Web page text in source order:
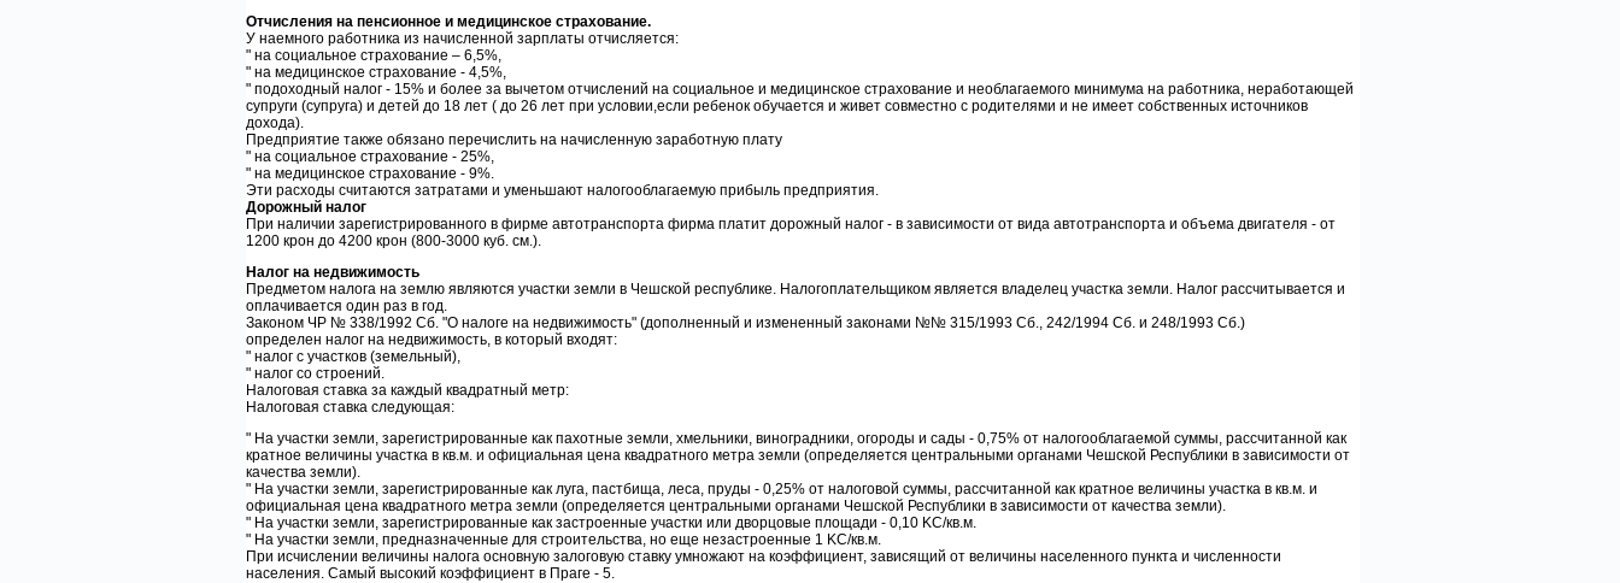
Отчисления на пенсионное и медицинское страхование.
У наемного работника из начисленной зарплаты отчисляется:
" на социальное страхование – 6,5%,
" на медицинское страхование - 4,5%,
" подоходный налог - 15% и более за вычетом отчислений на социальное и медицинское страхование и необлагаемого минимума на работника, неработающей
супруги (супруга) и детей до 18 лет ( до 26 лет при условии,если ребенок обучается и живет совместно с родителями и не имеет собственных источников
дохода).
Предприятие также обязано перечислить на начисленную заработную плату
" на социальное страхование - 25%,
" на медицинское страхование - 9%.
Эти расходы считаются затратами и уменьшают налогооблагаемую прибыль предприятия.
Дорожный налог
При наличии зарегистрированного в фирме автотранспорта фирма платит дорожный налог - в зависимости от вида автотранспорта и объема двигателя - от
1200 крон до 4200 крон (800-3000 куб. см.).
Налог на недвижимость
Предметом налога на землю являются участки земли в Чешской республике. Налогоплательщиком является владелец участка земли. Налог рассчитывается и
оплачивается один раз в год.
Законом ЧР № 338/1992 Сб. "О налоге на недвижимость" (дополненный и измененный законами №№ 315/1993 Сб., 242/1994 Сб. и 248/1993 Сб.)
определен налог на недвижимость, в который входят:
" налог с участков (земельный),
" налог со строений.
Налоговая ставка за каждый квадратный метр:
Налоговая ставка следующая:
" На участки земли, зарегистрированные как пахотные земли, хмельники, виноградники, огороды и сады - 0,75% от налогооблагаемой суммы, рассчитанной как
кратное величины участка в кв.м. и официальная цена квадратного метра земли (определяется центральными органами Чешской Республики в зависимости от
качества земли).
" На участки земли, зарегистрированные как луга, пастбища, леса, пруды - 0,25% от налоговой суммы, рассчитанной как кратное величины участка в кв.м. и
официальная цена квадратного метра земли (определяется центральными органами Чешской Республики в зависимости от качества земли).
" На участки земли, зарегистрированные как застроенные участки или дворцовые площади - 0,10 KC/кв.м.
" На участки земли, предназначенные для строительства, но еще незастроенные 1 KC/кв.м.
При исчислении величины налога основную залоговую ставку умножают на коэффициент, зависящий от величины населенного пункта и численности
населения. Самый высокий коэффициент в Праге - 5.